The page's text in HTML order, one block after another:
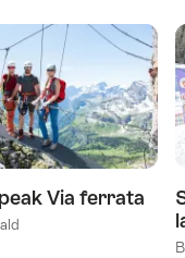
Via ferrata